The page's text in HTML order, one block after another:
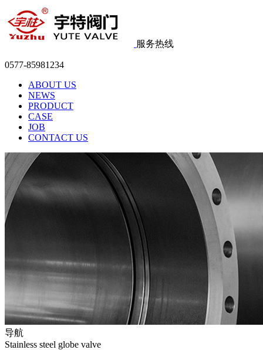
服务热线
0577-85981234
ABOUT US
NEWS
PRODUCT
CASE
JOB
CONTACT US
导航
Stainless steel globe valve